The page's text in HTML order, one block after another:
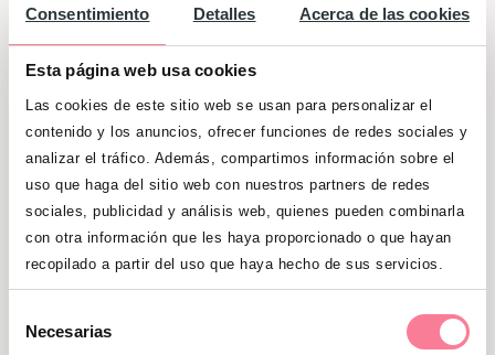
Consentimiento Detalles Acerca de las cookies
Esta página web usa cookies
Las cookies de este sitio web se usan para personalizar el
contenido y los anuncios, ofrecer funciones de redes sociales y
analizar el tráfico. Además, compartimos información sobre el
uso que haga del sitio web con nuestros partners de redes
sociales, publicidad y análisis web, quienes pueden combinarla
con otra información que les haya proporcionado o que hayan
recopilado a partir del uso que haya hecho de sus servicios.
Necesarias
cuenta es que
no utilices la tetina del
biberón como chupete, ni cuelgues el
chupete del cuello, la muñeca, o la cuna
del bebé, para evitar accidentes.
Sujetarlo de la ropa con un imperdible
también es peligroso. Tampoco conviene
mojarlo con azúcar o miel, ya que esto
podría estar en el origen de algunas
caries.